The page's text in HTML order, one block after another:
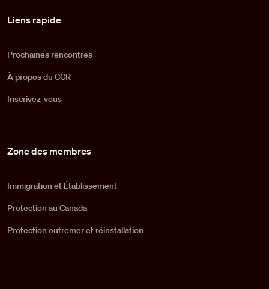
Liens rapide
Prochaines rencontres
À propos du CCR
Inscrivez-vous
Zone des membres
Immigration et Établissement
Protection au Canada
Protection outremer et réinstallation